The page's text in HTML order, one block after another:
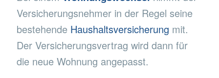
Versicherungsnehmer in der Regel seine
bestehende Haushaltsversicherung mit.
Der Versicherungsvertrag wird dann für
die neue Wohnung angepasst.